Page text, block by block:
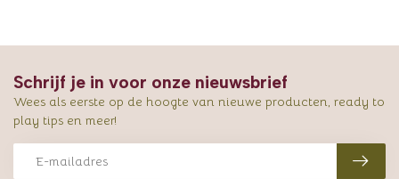
Schrijf je in voor onze nieuwsbrief
Wees als eerste op de hoogte van nieuwe producten, ready to
play tips en meer!